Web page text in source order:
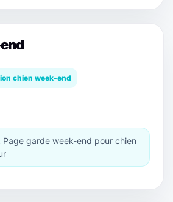
chien week-end
Page garde week-end pour chien